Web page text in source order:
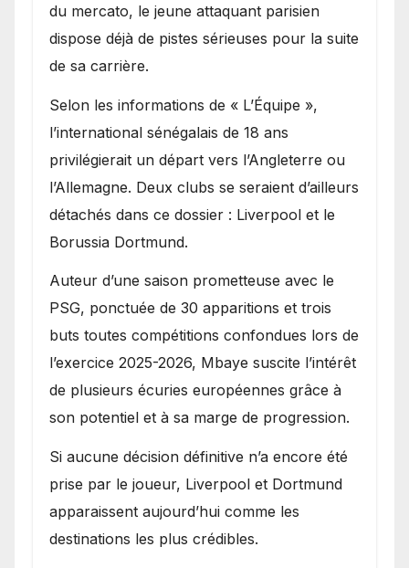
du mercato, le jeune attaquant parisien
dispose déjà de pistes sérieuses pour la suite
de sa carrière.
Selon les informations de « L’Équipe »,
l’international sénégalais de 18 ans
privilégierait un départ vers l’Angleterre ou
l’Allemagne. Deux clubs se seraient d’ailleurs
détachés dans ce dossier : Liverpool et le
Borussia Dortmund.
Auteur d’une saison prometteuse avec le
PSG, ponctuée de 30 apparitions et trois
buts toutes compétitions confondues lors de
l’exercice 2025-2026, Mbaye suscite l’intérêt
de plusieurs écuries européennes grâce à
son potentiel et à sa marge de progression.
Si aucune décision définitive n’a encore été
prise par le joueur, Liverpool et Dortmund
apparaissent aujourd’hui comme les
destinations les plus crédibles.